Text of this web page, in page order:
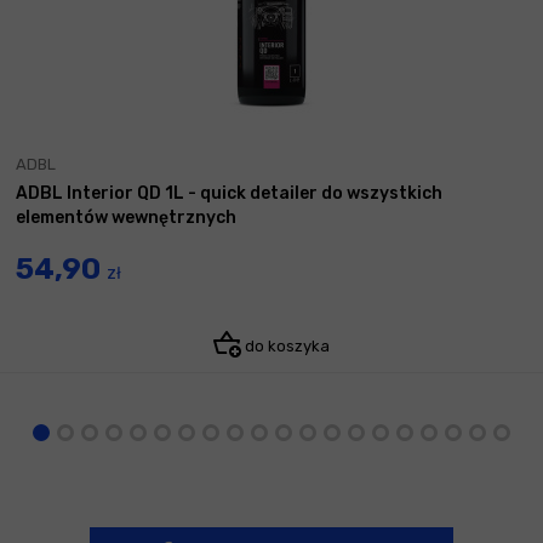
ADBL
ADBL Interior QD 1L - quick detailer do wszystkich
elementów wewnętrznych
54,90 zł
do koszyka